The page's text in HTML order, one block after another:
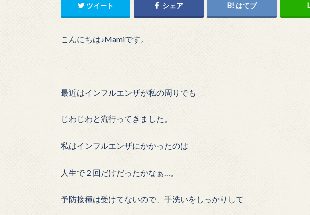
ツイート シェア はてブ
こんにちは♪Mamiです。
最近はインフルエンザが私の周りでも
じわじわと流行ってきました。
私はインフルエンザにかかったのは
人生で２回だけだったかなぁ…。
予防接種は受けてないので、手洗いをしっかりして